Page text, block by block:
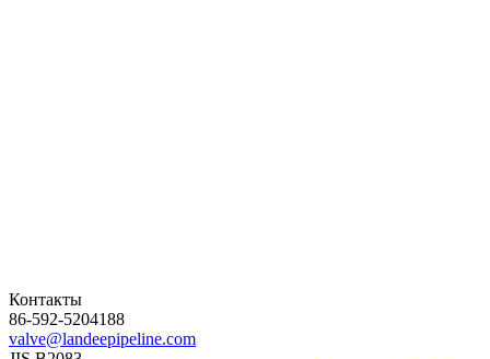
Контакты
86-592-5204188
valve@landeepipeline.com